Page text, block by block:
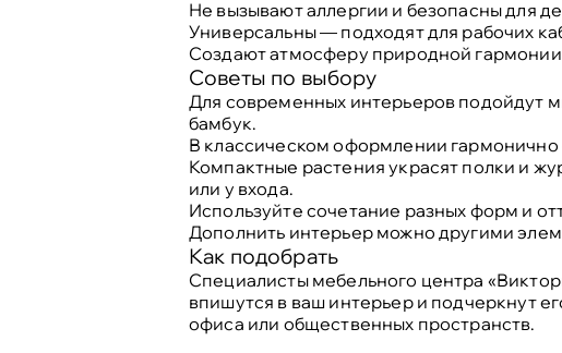
Не вызывают аллергии и безопасны для
Универсальны — подходят для рабочих
Создают атмосферу природной
Советы по выбору
Для современных интерьеров подойдут
бамбук.
В классическом оформлении
Компактные растения украсят полки и
или у входа.
Используйте сочетание разных форм и
Дополнить интерьер можно другими
Как подобрать
Специалисты мебельного центра
впишутся в ваш интерьер и подчеркнут
офиса или общественных пространств.